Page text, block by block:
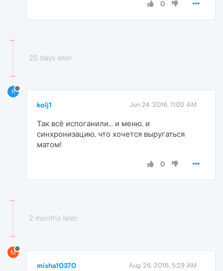
0
25 days later
K
kolj1 Jun 24, 2016, 11:02 AM
Так всё испоганили... и меню, и
синхронизацию, что хочется выругаться
матом!
0
2 months later
M
misha10370 Aug 26, 2016, 5:29 AM